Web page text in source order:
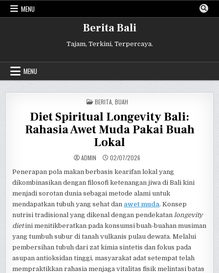
Skip
MENU
Berita Bali
Tajam, Terkini, Terpercaya.
MENU
POSTED
IN
BERITA, BUAH
Diet Spiritual Longevity Bali:
Rahasia Awet Muda Pakai Buah
Lokal
ADMIN 02/07/2026
Penerapan pola makan berbasis kearifan lokal yang
dikombinasikan dengan filosofi ketenangan jiwa di Bali kini
menjadi sorotan dunia sebagai metode alami untuk
mendapatkan tubuh yang sehat dan awet muda. Konsep
nutrisi tradisional yang dikenal dengan pendekatanlongevity
dietini menitikberatkan pada konsumsi buah-buahan musiman
yang tumbuh subur di tanah vulkanis pulau dewata. Melalui
pembersihan tubuh dari zat kimia sintetis dan fokus pada
asupan antioksidan tinggi, masyarakat adat setempat telah
mempraktikkan rahasia menjaga vitalitas fisik melintasi batas